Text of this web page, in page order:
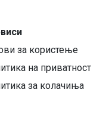
за користење
на приватност
за колачиња